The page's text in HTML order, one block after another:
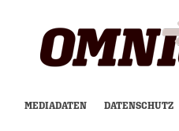
MEDIADATEN DATENSCHUTZ